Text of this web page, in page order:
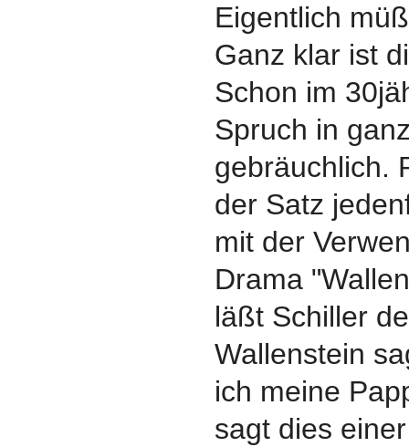
Eigentlich
Ganz klar ist
Schon im
Spruch in
gebräuchlich.
der Satz
mit der
Drama
läßt Schiller
Wallenstein
ich meine
sagt dies